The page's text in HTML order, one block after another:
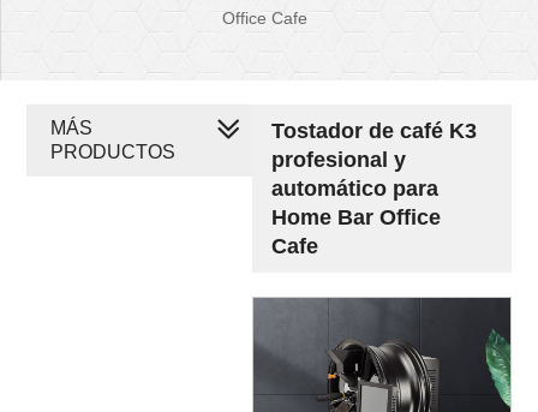
Office Cafe
Tostador de café K3
profesional y
automático para
Home Bar Office
Cafe
MÁS
PRODUCTOS